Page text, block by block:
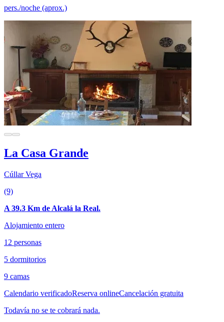
pers./noche (aprox.)
La Casa Grande
Cúllar Vega
(9)
A 39.3 Km de Alcalá la Real.
Alojamiento entero
12 personas
5 dormitorios
9 camas
Calendario verificadoReserva onlineCancelación gratuita
Todavía no se te cobrará nada.